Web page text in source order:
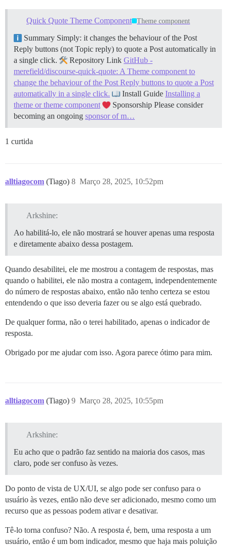
Quick Quote Theme Component Theme component
Summary Simply: it changes the behaviour of the Post
Reply buttons (not Topic reply) to quote a Post automatically in
a single click.
Repository Link GitHub -
merefield/discourse-quick-quote: A Theme component to
change the behaviour of the Post Reply buttons to quote a Post
automatically in a single click.
Install Guide Installing a
theme or theme component
Sponsorship Please consider
becoming an ongoing sponsor of m…
1 curtida
alltiagocom (Tiago) Março 28, 2025, 10:52pm
8
Arkshine:
Ao habilitá-lo, ele não mostrará se houver apenas uma resposta
e diretamente abaixo dessa postagem.
Quando desabilitei, ele me mostrou a contagem de respostas, mas
quando o habilitei, ele não mostra a contagem, independentemente
do número de respostas abaixo, então não tenho certeza se estou
entendendo o que isso deveria fazer ou se algo está quebrado.
De qualquer forma, não o terei habilitado, apenas o indicador de
resposta.
Obrigado por me ajudar com isso. Agora parece ótimo para mim.
alltiagocom (Tiago) Março 28, 2025, 10:55pm
9
Arkshine:
Eu acho que o padrão faz sentido na maioria dos casos, mas
claro, pode ser confuso às vezes.
Do ponto de vista de UX/UI, se algo pode ser confuso para o
usuário às vezes, então não deve ser adicionado, mesmo como um
recurso que as pessoas podem ativar e desativar.
Tê-lo torna confuso? Não. A resposta é, bem, uma resposta a um
usuário, então é um bom indicador, mesmo que haja mais poluição